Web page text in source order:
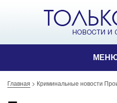
Главная > Криминальные новости